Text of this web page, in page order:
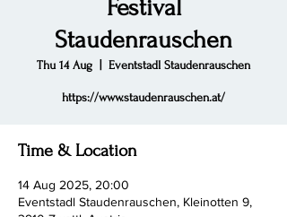
Festival
Staudenrauschen
Thu 14 Aug Eventstadl Staudenrauschen
https://www.staudenrauschen.at/
Time & Location
14 Aug 2025, 20:00
Eventstadl Staudenrauschen, Kleinotten 9,